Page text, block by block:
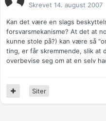
Skrevet 14. august 2007
Kan det være en slags
forsvarsmekanisme? At det at
kunne stole på?) kan være så
ting, er får skremmende, slik at
overbevise seg om at en selv
Siter